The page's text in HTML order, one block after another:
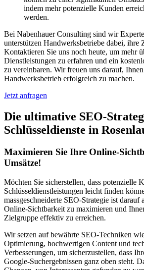
indem mehr potenzielle Kunden
werden.
Bei Nabenhauer Consulting sind wir
unterstützen Handwerksbetriebe dabei, ihre
Kontaktieren Sie uns noch heute, um mehr
Dienstleistungen zu erfahren und ein
zu vereinbaren. Wir freuen uns darauf,
Handwerksbetrieb erfolgreich zu machen.
Jetzt anfragen
Die ultimative SEO-
Schlüsseldienste in
Maximieren Sie Ihre Online-
Umsätze!
Möchten Sie sicherstellen, dass potenzielle
Schlüsseldienstleistungen leicht finden
massgeschneiderte SEO-Strategie ist darauf
Online-Sichtbarkeit zu maximieren und
Zielgruppe effektiv zu erreichen.
Wir setzen auf bewährte SEO-Techniken
Optimierung, hochwertigen Content und
Verbesserungen, um sicherzustellen, dass
Google-Suchergebnissen ganz oben steht.